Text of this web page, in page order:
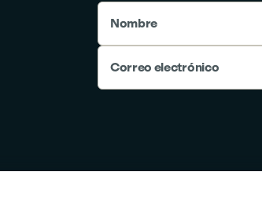
Nombre
Correo electrónico